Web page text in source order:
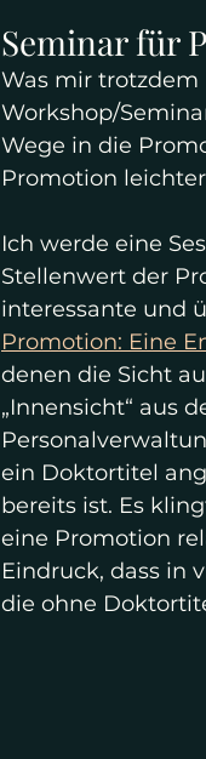
Seminar für
Was mir trotzdem
Workshop/
Wege in die
Promotion
Ich werde eine
Stellenwert der
interessante und
Promotion: Eine
denen die Sicht
„Innensicht“ aus
ein Doktortitel
bereits ist. Es
eine Promotion
Eindruck, dass in
die ohne